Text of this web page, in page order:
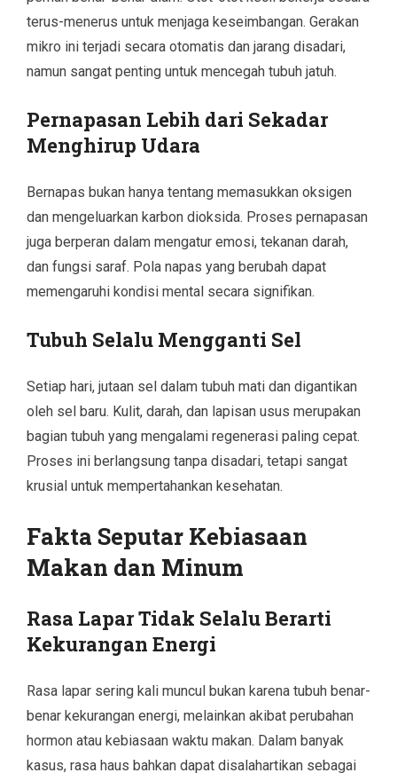
terus-menerus untuk menjaga keseimbangan. Gerakan
mikro ini terjadi secara otomatis dan jarang disadari,
namun sangat penting untuk mencegah tubuh jatuh.
Pernapasan Lebih dari Sekadar
Menghirup Udara
Bernapas bukan hanya tentang memasukkan oksigen
dan mengeluarkan karbon dioksida. Proses pernapasan
juga berperan dalam mengatur emosi, tekanan darah,
dan fungsi saraf. Pola napas yang berubah dapat
memengaruhi kondisi mental secara signifikan.
Tubuh Selalu Mengganti Sel
Setiap hari, jutaan sel dalam tubuh mati dan digantikan
oleh sel baru. Kulit, darah, dan lapisan usus merupakan
bagian tubuh yang mengalami regenerasi paling cepat.
Proses ini berlangsung tanpa disadari, tetapi sangat
krusial untuk mempertahankan kesehatan.
Fakta Seputar Kebiasaan
Makan dan Minum
Rasa Lapar Tidak Selalu Berarti
Kekurangan Energi
Rasa lapar sering kali muncul bukan karena tubuh benar-
benar kekurangan energi, melainkan akibat perubahan
hormon atau kebiasaan waktu makan. Dalam banyak
kasus, rasa haus bahkan dapat disalahartikan sebagai